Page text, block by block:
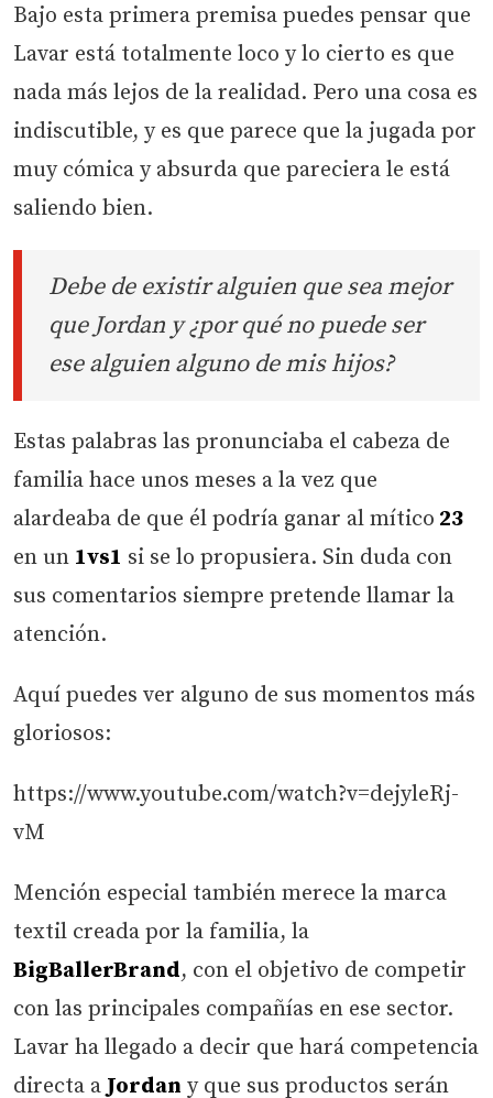
Bajo esta primera premisa puedes pensar que
Lavar está totalmente loco y lo cierto es que
nada más lejos de la realidad. Pero una cosa es
indiscutible, y es que parece que la jugada por
muy cómica y absurda que pareciera le está
saliendo bien.
Debe de existir alguien que sea mejor
que Jordan y ¿por qué no puede ser
ese alguien alguno de mis hijos?
Estas palabras las pronunciaba el cabeza de
familia hace unos meses a la vez que
alardeaba de que él podría ganar al mítico 23
en un 1vs1 si se lo propusiera. Sin duda con
sus comentarios siempre pretende llamar la
atención.
Aquí puedes ver alguno de sus momentos más
gloriosos:
https://www.youtube.com/watch?v=dejyleRj-
vM
Mención especial también merece la marca
textil creada por la familia, la
BigBallerBrand, con el objetivo de competir
con las principales compañías en ese sector.
Lavar ha llegado a decir que hará competencia
directa aJordan y que sus productos serán